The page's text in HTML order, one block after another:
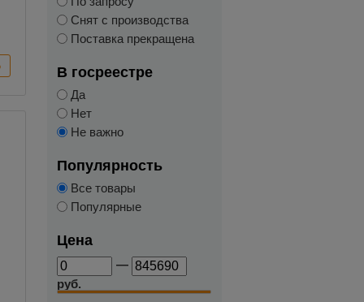
Снят с производства
Поставка прекращена
В госреестре
Да
Нет
Не важно
Популярность
Все товары
Популярные
Цена
—
руб.